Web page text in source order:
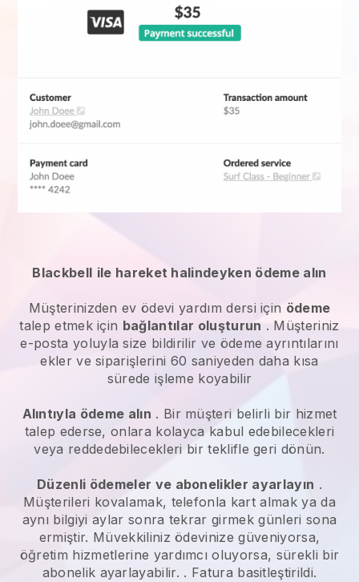
Blackbell ile hareket halindeyken ödeme alın
Müşterinizdenev ödevi yardım dersi için ödeme
talep etmek için bağlantılar oluşturun . Müşteriniz
e-posta yoluyla size bildirilir ve ödeme ayrıntılarını
ekler ve siparişlerini 60 saniyeden daha kısa
sürede işleme koyabilir
Alıntıyla ödeme alın . Bir müşteri belirli bir hizmet
talep ederse, onlara kolayca kabul edebilecekleri
veya reddedebilecekleri bir teklifle geri dönün.
Düzenli ödemeler ve abonelikler ayarlayın .
Müşterileri kovalamak, telefonla kart almak ya da
aynı bilgiyi aylar sonra tekrar girmek günleri sona
ermiştir. Müvekkiliniz ödevinize güveniyorsa,
öğretim hizmetlerine yardımcı oluyorsa, sürekli bir
abonelik ayarlayabilir. . Fatura basitleştirildi.